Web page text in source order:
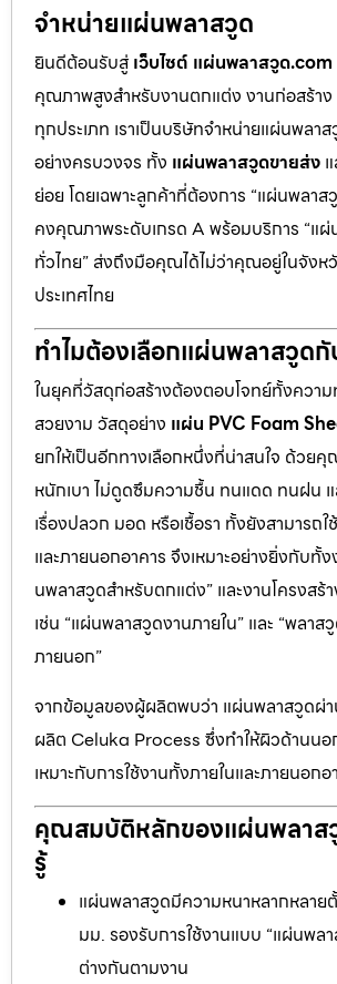
จำหน่ายแผ่นพลาสวูด
ยินดีต้อนรับสู่ เว็บไซต์ แผ่นพลาสวูด.com
คุณภาพสูงสำหรับงานตกแต่ง งานก่อสร้าง
ทุกประเภท เราเป็นบริษัทจำหน่ายแผ่นพลา
อย่างครบวงจร ทั้ง แผ่นพลาสวูดขายส่ง
ย่อย โดยเฉพาะลูกค้าที่ต้องการ “แผ่นพลาส
คงคุณภาพระดับเกรด A พร้อมบริการ “แ
ทั่วไทย” ส่งถึงมือคุณได้ไม่ว่าคุณอยู่ในจังห
ประเทศไทย
ทำไมต้องเลือกแผ่นพลาสวูดกั
ในยุคที่วัสดุก่อสร้างต้องตอบโจทย์ทั้งควา
สวยงาม วัสดุอย่าง แผ่น PVC Foam
ยกให้เป็นอีกทางเลือกหนึ่งที่น่าสนใจ ด้วย
หนักเบา ไม่ดูดซึมความชื้น ทนแดด ทนฝน
เรื่องปลวก มอด หรือเชื้อรา ทั้งยังสามารถใ
และภายนอกอาคาร จึงเหมาะอย่างยิ่งกับทั้
นพลาสวูดสำหรับตกแต่ง” และงานโครงสร้
เช่น “แผ่นพลาสวูดงานภายใน” และ “พลาส
ภายนอก”
จากข้อมูลของผู้ผลิตพบว่า แผ่นพลาสวูดผ่า
ผลิต Celuka Process ซึ่งทำให้ผิวด้านนอ
เหมาะกับการใช้งานทั้งภายในและภายนอก
คุณสมบัติหลักของแผ่นพลา
รู้
แผ่นพลาสวูดมีความหนาหลากหลาย
มม. รองรับการใช้งานแบบ “แผ่นพล
ต่างกันตามงาน